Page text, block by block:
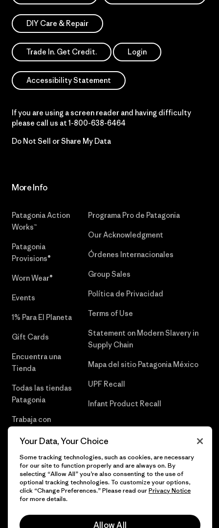
DIY Care & Repair
Trade In. Get Credit. Login
Accessibility Statement
If you are using a screen reader and having difficulty
please call us at 1-800-638-6464
Do Not Sell or Share My Data
More Info
Patagonia Action
Works™
Patagonia
Provisions®
Worn Wear®
Events
1% Para El Planeta
Gift Cards
Encuentra una
Tienda
Todas las tiendas
Patagonia
Trabaja con
Programa Pro de Patagonia
Our Acknowledgment
Órdenes Internacionales
Group Sales
Política de Privacidad
Terms of Use
Statement on Modern Slavery in
Supply Chain
Mapa del sitio Patagonia México
UPF Recall
Infant Product Recall
© 2026 Patagonia, Inc. Todos los derechos reservados.
Your Data, Your Choice
Some tracking technologies, such as cookies, are necessary
for our site to function properly and are always on. By
selecting “Allow All” you’re also consenting to the use of
optional tracking technologies. To customize your options,
click “Change Preferences.” Please read ourPrivacy Notice
for more details.
Allow All